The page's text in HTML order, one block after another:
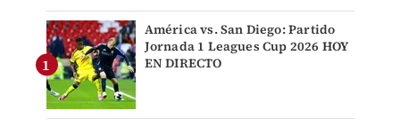
América vs. San Diego: Partido
Jornada 1 Leagues Cup 2026 HOY
EN DIRECTO